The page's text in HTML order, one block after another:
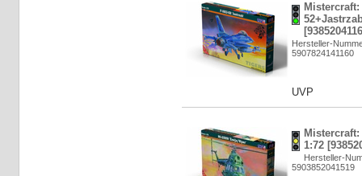
Mistercraft:
Hersteller-
5907824141160
UVP
1:72
Hersteller-
5903852041519